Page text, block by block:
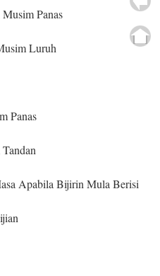
Panas
Luruh
Panas
Apabila Bijirin Mula Berisi